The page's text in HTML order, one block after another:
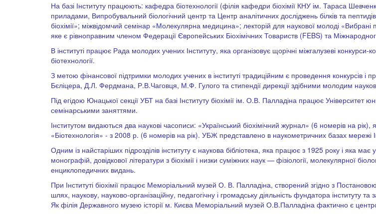
На базі Інституту працюють: кафедра біотехнології (філія кафедри біохімії КНУ ім. Тараса
приладами, Випробувальний біологічний центр та Центр аналітичних досліджень білків та
біохімії»; міжвідомчий семінар «Молекулярна медицина»; лекторій для наукової молоді «Вибрані
яке є рівноправним членом Федерації Європейських Біохімічних Товариств (FEBS) та
В інституті працює Рада молодих учених Інституту, яка організовує щорічні міжгалузеві
біотехнології.
З метою фінансової підтримки молодих учених в інституті традиційним є проведення конкурсів і
Бєліцера, Д.Л. Фердмана, Р.В.Чаговця, М.Ф. Гулого та стипендії дирекції здібними молодим
Під егідою Юнацької секції УБТ на базі Інституту біохімії ім. О.В. Палладіна працює Університет
семінарськими заняттями.
Інститутом видаються два наукові часописи: «Український біохімічний журнал» (6 номерів на
«Біотехнологія» - з 2008 р. (6 номерів на рік). УБЖ представлено в наукометричних базах
Одним із найстаріших підрозділів інституту є наукова бібліотека, яка працює з 1925 року і яка
монографій, довідкової літератури з біохімії і низки суміжних наук — фізіології, молекулярної
енциклопедичних видань.
При Інституті біохімії працює Меморіальний музей О. В. Палладіна, створений згідно з
шлях, наукову, науково-організаційну, педагогічну і громадську діяльність фундатора інституту та
Як філія Державного музею історії м. Києва Меморіальний музей О.В.Палладіна фактично є центром